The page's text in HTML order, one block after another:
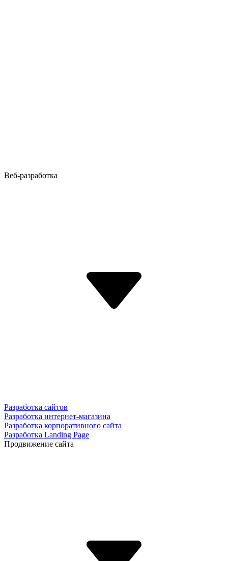
Веб-разработка
Разработка сайтов
Разработка интернет-магазина
Разработка корпоративного сайта
Разработка Landing Page
Продвижение сайта